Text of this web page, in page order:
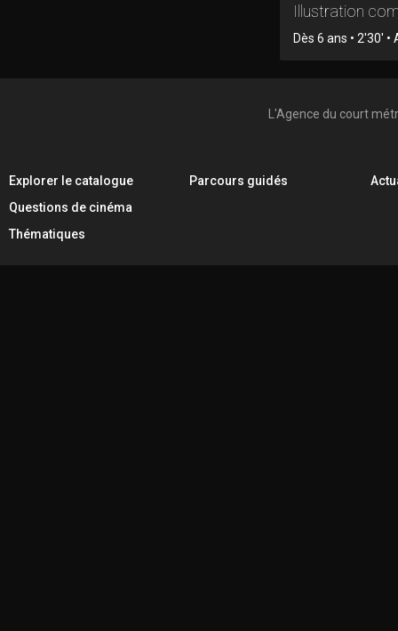
Illustration
Dès 6 ans • 2'30'
L'Agence du court
Explorer le catalogue
Questions de cinéma
Thématiques
Parcours guidés